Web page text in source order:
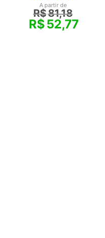
A partir de
R$81,18
R$52,77